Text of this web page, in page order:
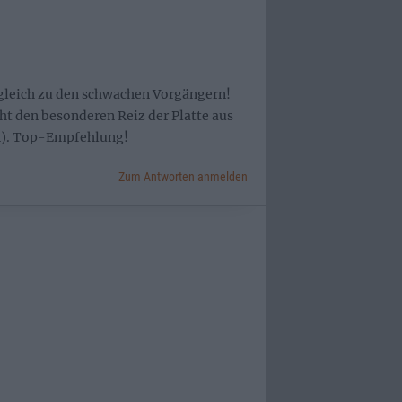
zu den schwachen Vorgängern!
den besonderen Reiz der Platte aus
Top-Empfehlung!
Zum Antworten anmelden